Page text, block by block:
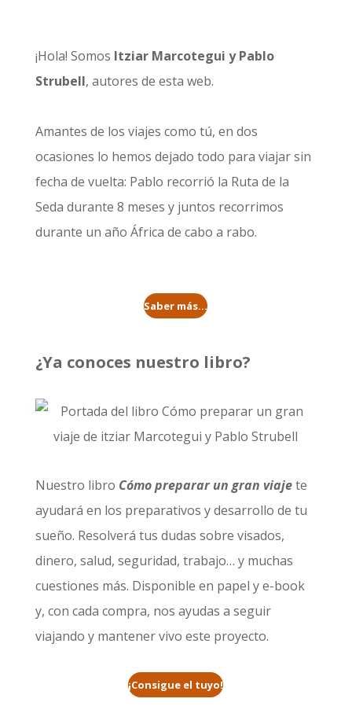
¡Hola! Somos Itziar Marcotegui y Pablo
Strubell, autores de esta web.
Amantes de los viajes como tú, en dos
ocasiones lo hemos dejado todo para viajar sin
fecha de vuelta: Pablo recorrió la Ruta de la
Seda durante 8 meses y juntos recorrimos
durante un año África de cabo a rabo.
Saber más...
¿Ya conoces nuestro libro?
Nuestro libro Cómo preparar un gran viajete
ayudará en los preparativos y desarrollo de tu
sueño. Resolverá tus dudas sobre visados,
dinero, salud, seguridad, trabajo… y muchas
cuestiones más. Disponible en papel y e-book
y, con cada compra, nos ayudas a seguir
viajando y mantener vivo este proyecto.
¡Consigue el tuyo!